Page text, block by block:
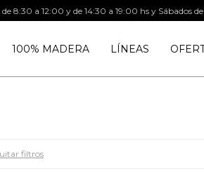
100% MADERA LÍNEAS
8:30 a 12:00 y de 14:30 a 19:00 hs y Sábados
filtros